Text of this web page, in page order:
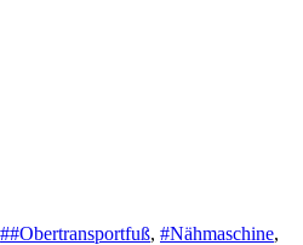
##Obertransportfuß, #Nähmaschine,